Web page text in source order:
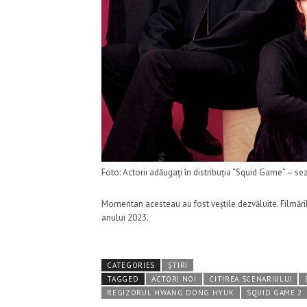
Foto: Actorii adăugați în distribuția “Squid Game” –
Momentan acesteau au fost veștile dezvăluite.
anului 2023.
CATEGORIES
ȘTIRI
TAGGED
ACTORI NOI CITIREA SCENARIULUI
REGIZORUL HWANG DONG HYUK
SQUID GAME 2